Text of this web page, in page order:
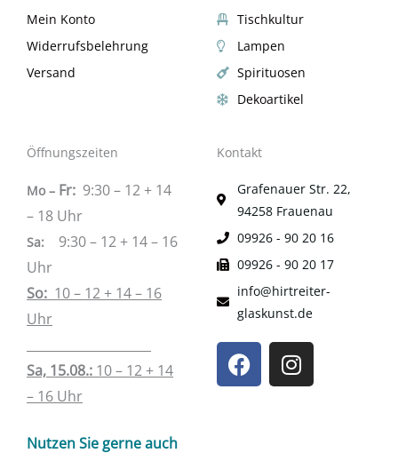
Mein Konto
Widerrufsbelehrung
Versand
Tischkultur
Lampen
Spirituosen
Dekoartikel
Öffnungszeiten
Mo – Fr: 9:30 – 12 + 14
– 18 Uhr
Sa: 9:30 – 12 + 14 – 16
Uhr
So: 10 – 12 + 14 – 16
Uhr
Sa, 15.08.: 10 – 12 + 14
– 16 Uhr
Nutzen Sie gerne auch
Kontakt
Grafenauer Str. 22,
94258 Frauenau
09926 - 90 20 16
09926 - 90 20 17
info@hirtreiter-
glaskunst.de
F
a
c
I
n
s